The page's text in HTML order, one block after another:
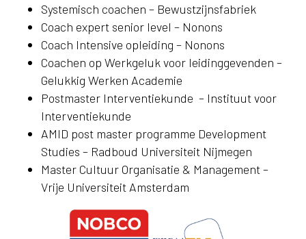
Systemisch coachen – Bewustzijnsfabriek
Coach expert senior level – Nonons
Coach Intensive opleiding – Nonons
Coachen op Werkgeluk voor leidinggevenden –
Gelukkig Werken Academie
Postmaster Interventiekunde – Instituut voor
Interventiekunde
AMID post master programme Development
Studies – Radboud Universiteit Nijmegen
Master Cultuur Organisatie & Management –
Vrije Universiteit Amsterdam